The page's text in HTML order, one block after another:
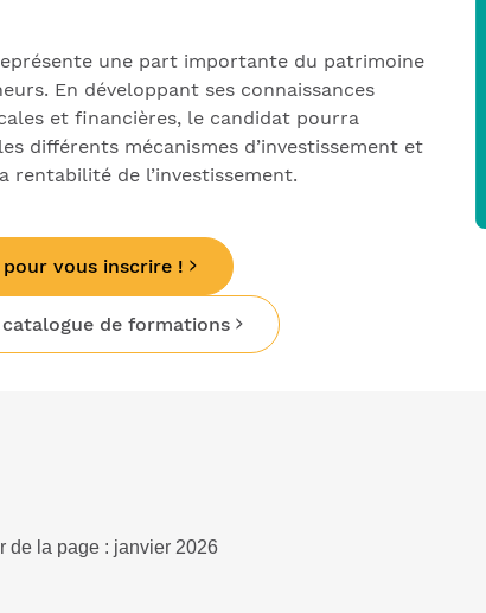
une part importante du patrimoine
En développant ses connaissances
et financières, le candidat pourra
différents mécanismes d’investissement et
rentabilité de l’investissement.
pour vous inscrire !
de formations
de la page : janvier 2026